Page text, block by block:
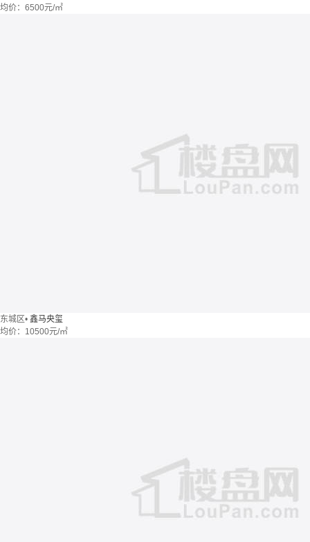
均价： 6500元/㎡
东城区• 鑫马央玺
均价： 10500元/㎡